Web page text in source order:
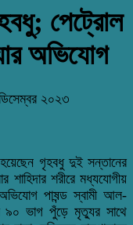
পেট্রোল
অভিযোগ
২০২৩
হয়েছেন গৃহবধু দুই সন্তানের
শরীরে মধ্যযোগীয়
পাষন্ড স্বামী আল-
৯০ ভাগ পুঁড়ে মৃত্যুর সাথে